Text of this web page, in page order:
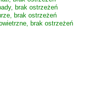
brak ostrzeżeń
brak ostrzeżeń
brak ostrzeżeń